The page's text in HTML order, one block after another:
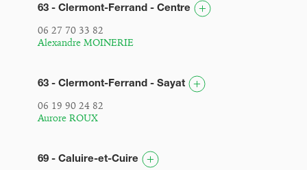
63 - Clermont-Ferrand - Centre
06 27 70 33 82
Alexandre MOINERIE
63 - Clermont-Ferrand - Sayat
06 19 90 24 82
Aurore ROUX
69 - Caluire-et-Cuire